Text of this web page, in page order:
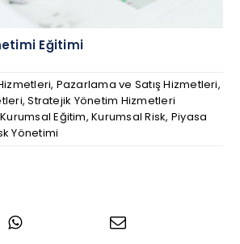
Eğitimi
, Pazarlama ve Satış Hizmetleri,
,Stratejik Yönetim Hizmetleri
Kurumsal Eğitim,Kurumsal Risk, Piyasa
Yönetimi